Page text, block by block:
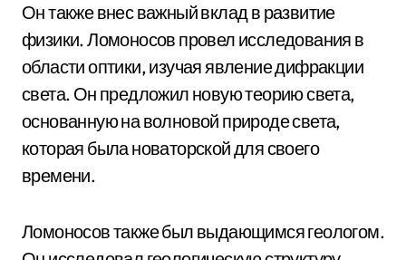
Он также внес важный вклад в развитие
физики. Ломоносов провел исследования в
области оптики, изучая явление дифракции
света. Он предложил новую теорию света,
основанную на волновой природе света,
которая была новаторской для своего
времени.
Ломоносов также был выдающимся геологом.